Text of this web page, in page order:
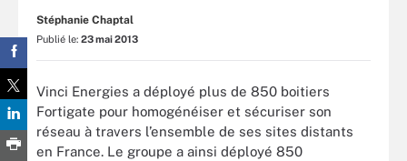
Stéphanie Chaptal
Publié le: 23 mai 2013
Vinci Energies a déployé plus de 850 boitiers
Fortigate pour homogénéiser et sécuriser son
réseau à travers l’ensemble de ses sites distants
en France. Le groupe a ainsi déployé 850